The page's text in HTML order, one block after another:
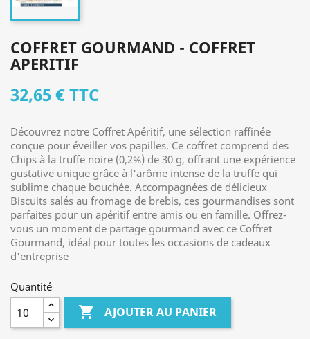
COFFRET GOURMAND - COFFRET
APERITIF
32,65 €TTC
Découvrez notre Coffret Apéritif, une sélection raffinée
conçue pour éveiller vos papilles. Ce coffret comprend des
Chips à la truffe noire (0,2%) de 30 g, offrant une expérience
gustative unique grâce à l'arôme intense de la truffe qui
sublime chaque bouchée. Accompagnées de délicieux
Biscuits salés au fromage de brebis, ces gourmandises sont
parfaites pour un apéritif entre amis ou en famille. Offrez-
vous un moment de partage gourmand avec ce Coffret
Gourmand, idéal pour toutes les occasions de cadeaux
d'entreprise
Quantité
 AJOUTER AU PANIER